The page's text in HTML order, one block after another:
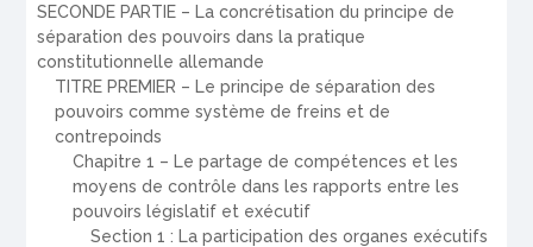
SECONDE PARTIE – La concrétisation du principe de
séparation des pouvoirs dans la pratique
constitutionnelle allemande
TITRE PREMIER – Le principe de séparation des
pouvoirs comme système de freins et de
contrepoinds
Chapitre 1 – Le partage de compétences et les
moyens de contrôle dans les rapports entre les
pouvoirs législatif et exécutif
Section 1 : La participation des organes exécutifs